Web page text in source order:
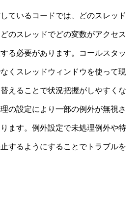
ているコードでは、どのスレッド
のスレッドでどの変数がアクセス
る必要があります。コールスタッ
くスレッドウィンドウを使って現
えることで状況把握がしやすくな
の設定により一部の例外が無視さ
ます。例外設定で未処理例外や特
するようにすることでトラブルを